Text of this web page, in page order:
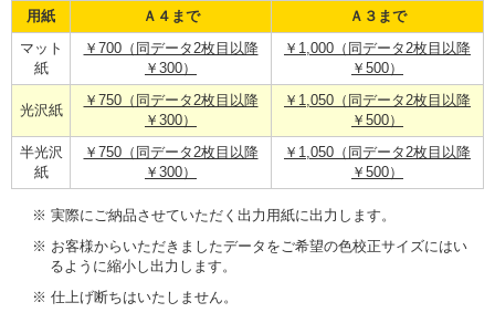
用紙 Ａ４まで Ａ３まで
マット
紙
￥700（同データ2枚目以降
￥300）
￥1,000（同データ2枚目以降
￥500）
光沢紙
￥750（同データ2枚目以降
￥300）
￥1,050（同データ2枚目以降
￥500）
半光沢
紙
￥750（同データ2枚目以降
￥300）
￥1,050（同データ2枚目以降
￥500）
※ 実際にご納品させていただく出力用紙に出力します。
※ お客様からいただきましたデータをご希望の色校正サイズにはい
るように縮小し出力します。
※ 仕上げ断ちはいたしません。